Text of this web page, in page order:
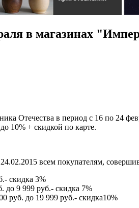
в магазинах
Отечества в период с 16 по 24
10% + скидкой по карте.
всем покупателям,
скидка 3%
до 9 999 руб.- скидка 7%
руб. до 19 999 руб.- скидка10%